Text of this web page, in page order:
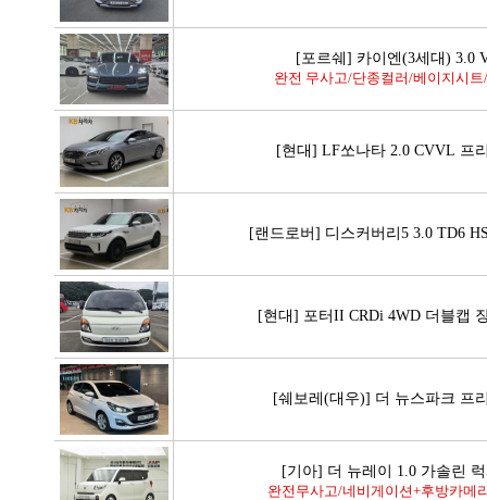
[포르쉐] 카이엔(3세대) 3.0
완전 무사고/단종컬러/베이지시트
[현대] LF쏘나타 2.0 CVVL 프
[랜드로버] 디스커버리5 3.0 TD6
[현대] 포터II CRDi 4WD 더블캡
[쉐보레(대우)] 더 뉴스파크 프
[기아] 더 뉴레이 1.0 가솔린
완전무사고/네비게이션+후방카메